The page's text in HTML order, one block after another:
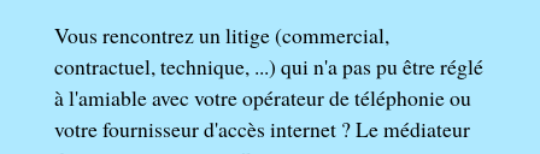
Vous rencontrez un litige (commercial,
contractuel, technique, ...) qui n'a pas pu être réglé
à l'amiable avec votre opérateur de téléphonie ou
votre fournisseur d'accès internet ? Le médiateur